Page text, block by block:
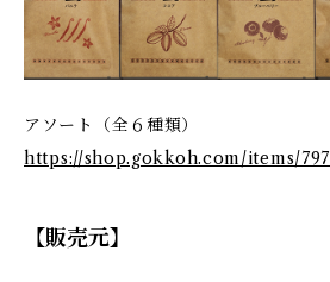
アソート（全６種類）
https://shop.gokkoh.com/items/
【販売元】